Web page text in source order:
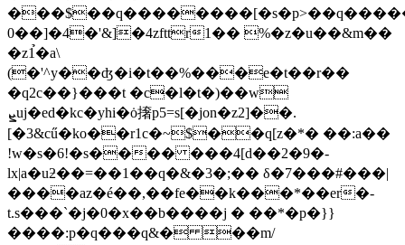
0��]�4�'&]�4zfttr1�� %�z�u��&m��
�z1̉�a\
(�'^y��ʤ�i�t��%���e�t��r��
�q2c��}���t �c�l�t�)��w
ܨuj�ed�kc�yhi�ȯ撦p5=s[�jon�z2]��.
[�3&cű�ko��r1c�~$��q[z�*� ��:a��
!w�s�6!�s���� ���4[d��2�9�-
lx|a�uƻ��=��1��q�&�3�;�� δ�7���#���|
����az�é��,��fe��k���*��er�-
t.s���`�j�0�x��b����j � ��*�p�}}
����:p�q���q&� ��m/